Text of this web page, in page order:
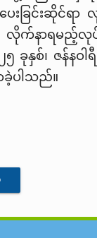
ေးခြင်းဆိုင်ရာ
လိုက်နာရမည့်
၂၅ ခုနှစ်၊ ဇန်န
ခဲ့ပါသည်။